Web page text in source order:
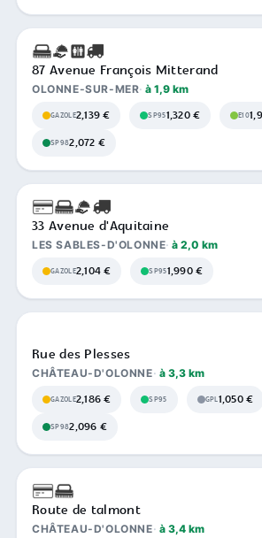
87 Avenue François Mitterand
OLONNE-SUR-MER à 1,9 km
GAZOLE2,139 € SP951,320 € E10
SP982,072 €
33 Avenue d'Aquitaine
LES SABLES-D'OLONNE à 2,0 km
GAZOLE2,104 € SP951,990 €
Rue des Plesses
CHÂTEAU-D'OLONNE à 3,3 km
GAZOLE2,186 € SP95 GPL1,050 €
SP982,096 €
Route de talmont
CHÂTEAU-D'OLONNE à 3,4 km